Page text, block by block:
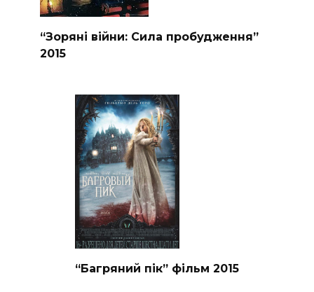
“Зоряні війни: Сила пробудження”
2015
“Багряний пік” фільм 2015